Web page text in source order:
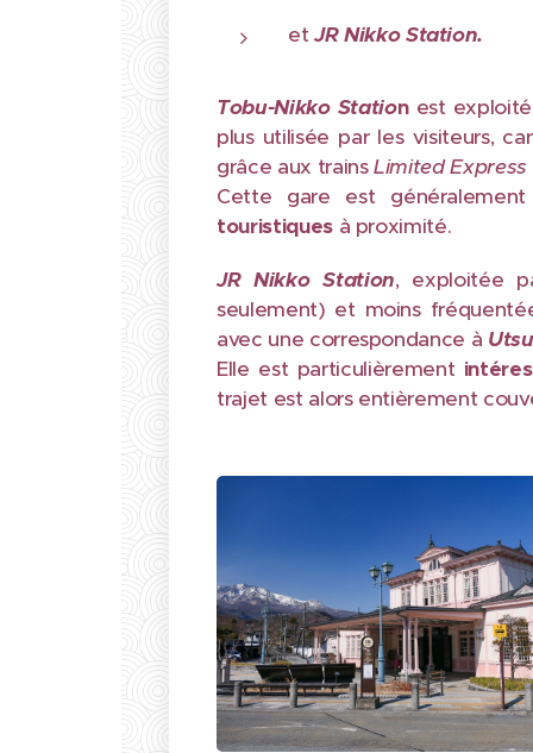
etJR Nikko Station.
Tobu-Nikko Stationest
plus utilisée par les visiteurs,
grâce aux trainsLimited Express
Cette gare est généralement
touristiquesà proximité.
JR Nikko Station, exploitée
seulement) et moins
avec une correspondance à
Elle est particulièrement
trajet est alors entièrement